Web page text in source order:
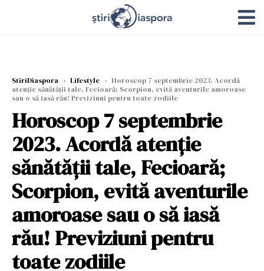
StiriDiaspora › Lifestyle › Horoscop 7 septembrie 2023. Acordă
atenție sănătății tale, Fecioară; Scorpion, evită aventurile amoroase
sau o să iasă rău! Previziuni pentru toate zodiile
Horoscop 7 septembrie
2023. Acordă atenție
sănătății tale, Fecioară;
Scorpion, evită aventurile
amoroase sau o să iasă
rău! Previziuni pentru
toate zodiile